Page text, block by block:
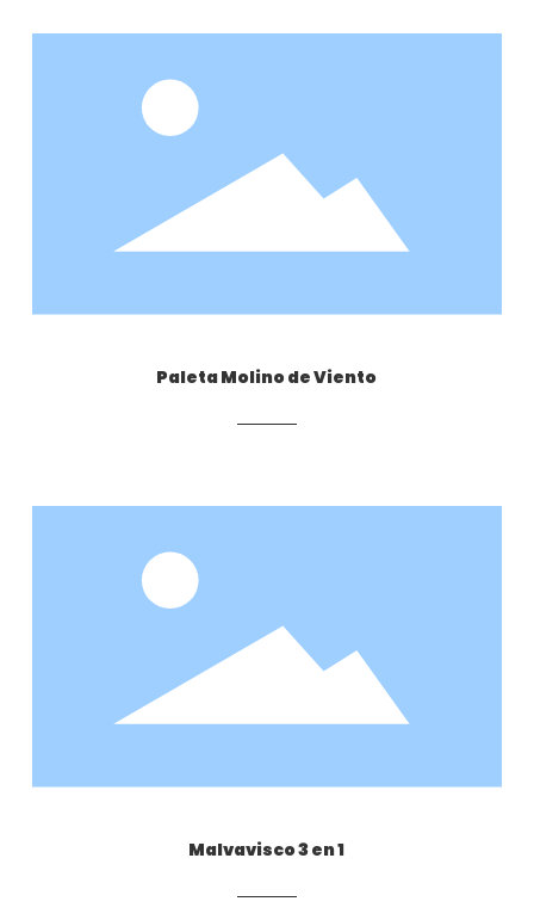
Paleta Molino de Viento
Malvavisco 3 en 1